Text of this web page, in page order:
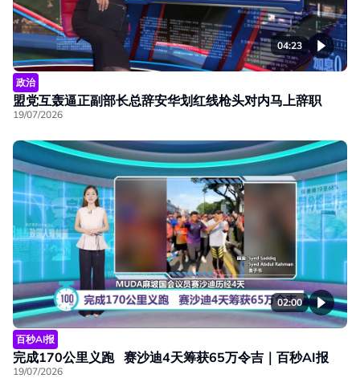
04:23
政治
盟党互轰逼正副部长总辞安华划红线枪头对内马上辞职
19/07/2026
02:00
百秒AI报
完成170公里义跑 赛沙迪4天筹获65万令吉｜百秒AI报
19/07/2026